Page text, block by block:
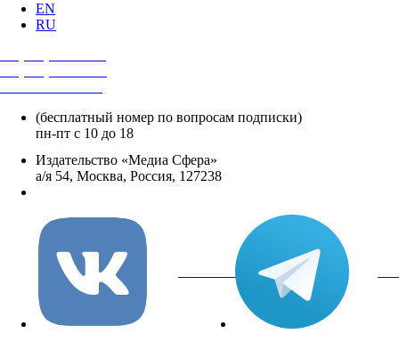
EN
RU
(бесплатный номер по вопросам подписки)
пн-пт с 10 до 18
Издательство «Медиа Сфера»
а/я 54, Москва, Россия, 127238
вКонтакте